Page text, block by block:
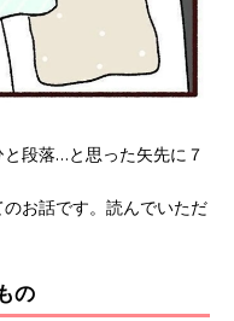
段落…と思った矢先に７
お話です。読んでいただ
の